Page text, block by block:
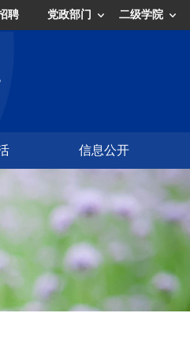
党政部门 二级学院
聘
信息公开